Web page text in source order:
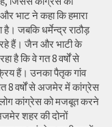
भाट ने कहा कि हमारा
जबकि धर्मेन्द्र राठौड़
हैं। जैन और भाटी के
है कि वे गत 8 वर्षों से
हैं। उनका पैतृक गांव
8 वर्षों से अजमेर में कांग्रेस
कांग्रेस को मजबूत करने
शहर की दोनों